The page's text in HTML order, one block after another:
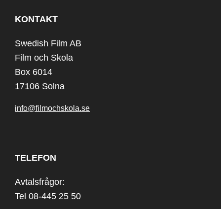
KONTAKT
Swedish Film AB
Film och Skola
Box 6014
17106 Solna
info@filmochskola.se
TELEFON
Avtalsfrågor:
Tel 08-445 25 50